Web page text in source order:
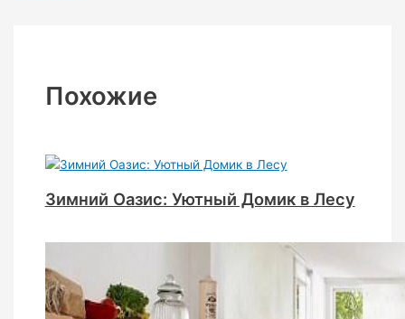
Похожие
Зимний Оазис: Уютный Домик в Лесу